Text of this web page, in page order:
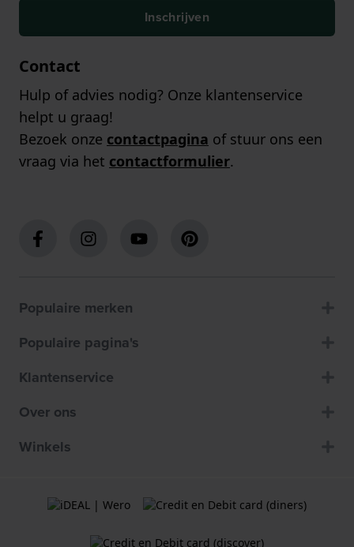
Inschrijven
Contact
Hulp of advies nodig? Onze klantenservice
helpt u graag!
Bezoek onze contactpagina of stuur ons een
vraag via het contactformulier.
Populaire merken
Populaire pagina's
Klantenservice
Over ons
Winkels